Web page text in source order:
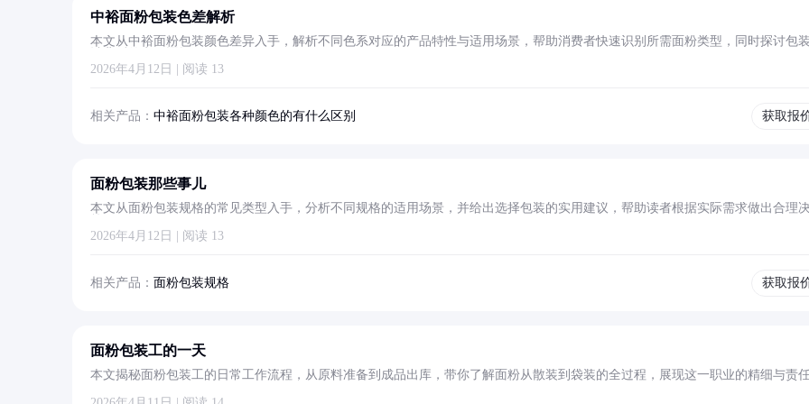
中裕面粉包装色差解析
本文从中裕面粉包装颜色差异入手，解析不同色系对应的产品特性与适用场景，帮助消费者快速识别所需面粉类型，同时探讨包
2026年4月12日 | 阅读 13
相关产品： 中裕面粉包装各种颜色的有什么区别 获取报
面粉包装那些事儿
本文从面粉包装规格的常见类型入手，分析不同规格的适用场景，并给出选择包装的实用建议，帮助读者根据实际需求做出合理
2026年4月12日 | 阅读 13
相关产品： 面粉包装规格 获取报
面粉包装工的一天
本文揭秘面粉包装工的日常工作流程，从原料准备到成品出库，带你了解面粉从散装到袋装的全过程，展现这一职业的精细与责任